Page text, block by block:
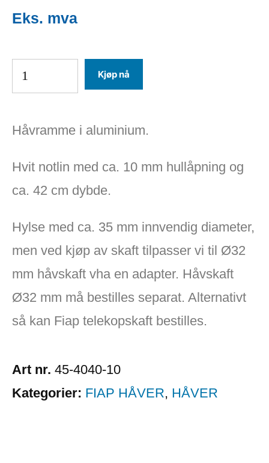
Kjøp nå
Håvramme i aluminium.
Hvit notlin med ca. 10 mm hullåpning og
ca. 42 cm dybde.
Hylse med ca. 35 mm innvendig diameter,
men ved kjøp av skaft tilpasser vi til Ø32
mm håvskaft vha en adapter. Håvskaft
Ø32 mm må bestilles separat. Alternativt
så kan Fiap telekopskaft bestilles.
Art nr. 45-4040-10
Kategorier: FIAP HÅVER, HÅVER